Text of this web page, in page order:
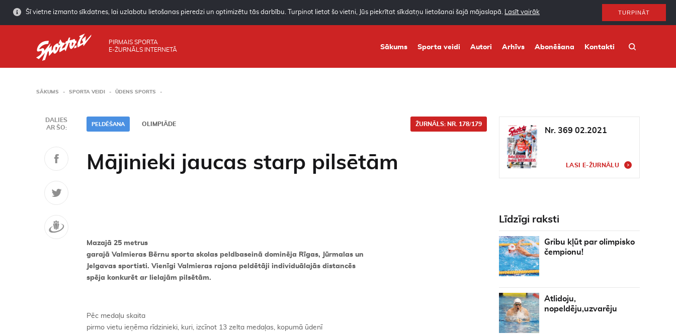
Šī vietne izmanto sīkdatnes, lai uzlabotu lietošanas pieredzi un optimizētu tās darbību. Turpinot lietot šo vietni, Jūs piekrītat sīkdatņu lietošanai šajā mājaslapā. Lasīt vairāk TURPINĀT
PIRMAIS SPORTA
E-ŽURNĀLS INTERNETĀ
Sākums Sporta veidi Autori Arhīvs Abonēšana Kontakti
SĀKUMS SPORTA VEIDI ŪDENS SPORTS
DALIES
AR ŠO:
PELDĒŠANA ŽURNĀLS: NR. 178/179
OLIMPIĀDE
Mājinieki jaucas starp pilsētām
Mazajā 25 metrus
garajā Valmieras Bērnu sporta skolas peldbaseinā dominēja Rīgas, Jūrmalas un
Jelgavas sportisti. Vienīgi Valmieras rajona peldētāji individuālajās distancēs
spēja konkurēt ar lielajām pilsētām.
Pēc medaļu skaita
pirmo vietu ieņēma rīdzinieki, kuri, izcīnot 13 zelta medaļas, kopumā ūdenī
Nr. 369 02.2021
LASI E-ŽURNĀLU
Līdzīgi raksti
Gribu kļūt par olimpisko
čempionu!
Atlidoju,
nopeldēju,uzvarēju